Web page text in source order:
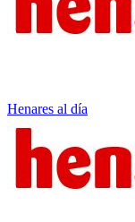
Henares al día